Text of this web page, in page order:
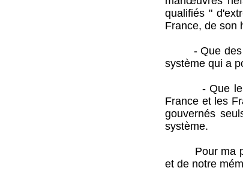
qualifiés "
France, de son
- Que des
système qui a
- Que le
France et les
gouvernés
système.
Pour ma
et de notre